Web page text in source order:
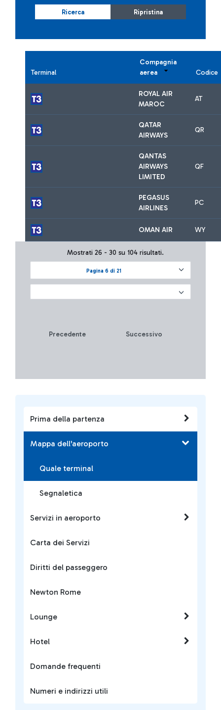
Prima della partenza
Mappa dell'aeroporto
Quale terminal
Segnaletica
Servizi in aeroporto
Carta dei Servizi
Diritti del passeggero
Newton Rome
Lounge
Hotel
Domande frequenti
Numeri e indirizzi utili
Ricerca Ripristina
Terminal
Compagnia
aerea
Codice
ROYAL AIR
MAROC
AT
QATAR
AIRWAYS
QR
QANTAS
AIRWAYS
LIMITED
QF
PEGASUS
AIRLINES
PC
OMAN AIR WY
Pagina 6 di 21
Mostrati 26 - 30 su 104 risultati.
Precedente Successivo